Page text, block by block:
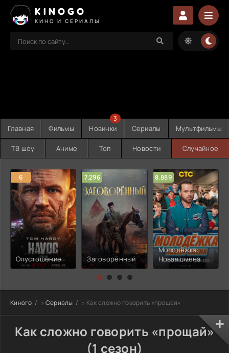
KINOGO
КИНО И СЕРИАЛЫ
Главная Фильмы Новинки
3
Сериалы Мультфильмы
ТВ шоу Аниме Топ Новости Случайное
6
Опустошение
7.296
Заговорённый
8.889
Молодёжка:
Новая смена
Киного » Сериалы » Как сложно говорить «прощай»
Как сложно говорить «прощай»
(1 сезон)